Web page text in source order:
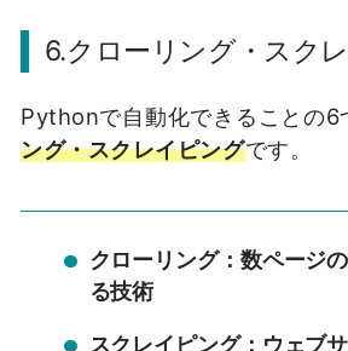
6.クローリング・スク
Pythonで自動化できることの6
ング・スクレイピングです。
クローリング：数ページ
る技術
スクレイピング：ウェブ